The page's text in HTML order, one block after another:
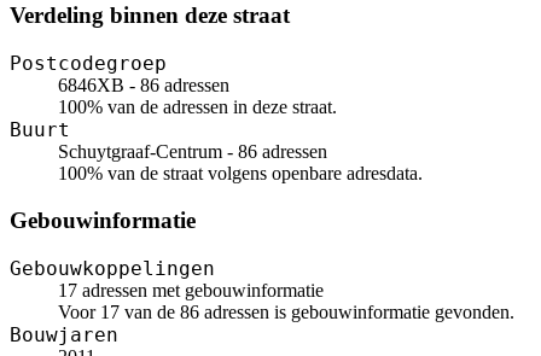
Verdeling binnen deze straat
Postcodegroep
6846XB - 86 adressen
100% van de adressen in deze straat.
Buurt
Schuytgraaf-Centrum - 86 adressen
100% van de straat volgens openbare adresdata.
Gebouwinformatie
Gebouwkoppelingen
17 adressen met gebouwinformatie
Voor 17 van de 86 adressen is gebouwinformatie gevonden.
Bouwjaren